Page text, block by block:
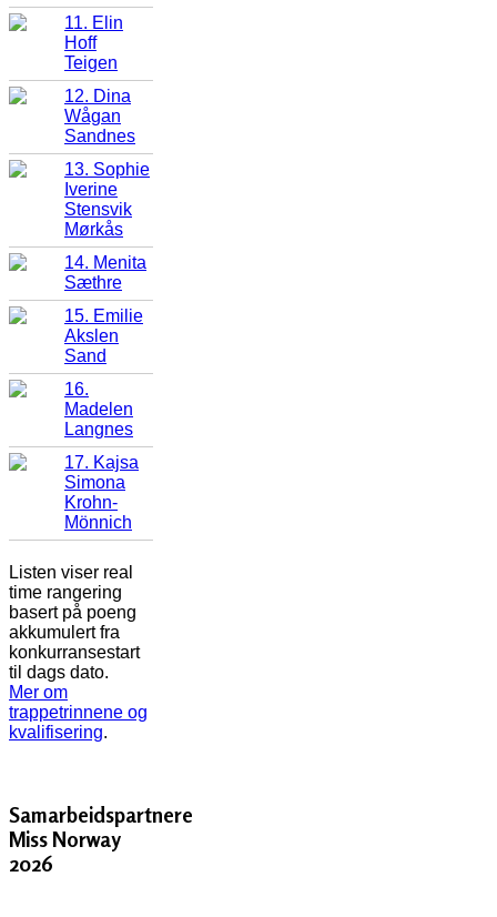
11. Elin
Hoff
Teigen
12. Dina
Wågan
Sandnes
13. Sophie
Iverine
Stensvik
Mørkås
14. Menita
Sæthre
15. Emilie
Akslen
Sand
16.
Madelen
Langnes
17. Kajsa
Simona
Krohn-
Mönnich
Listen viser real
time rangering
basert på poeng
akkumulert fra
konkurransestart
til dags dato.
Mer om
trappetrinnene og
kvalifisering.
Samarbeidspartnere
Miss Norway
2026